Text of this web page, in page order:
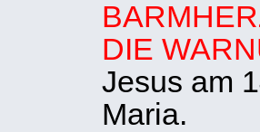
DIE
Jesus am
Maria.